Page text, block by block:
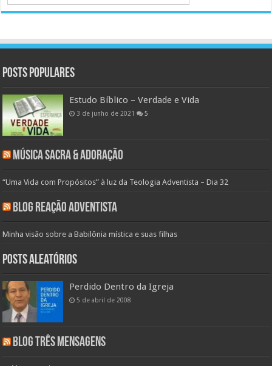
Posts populares
Estudo Bíblico – Verdade e Vida
3 de junho de 2021 5
Música Sacra & Adoração
“Uma Vida com Propósitos” à luz da Teologia Adventista – Dia 32
Blog Reação Adventista
Minha visão sobre a Babilônia mística e suas filhas
Posts aleatórios
Perdido Dentro da Igreja
5 de abril de 2008
Blog Três Mensagens